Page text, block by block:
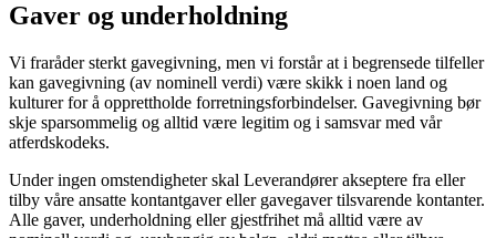
Gaver og underholdning
Vi fraråder sterkt gavegivning, men vi forstår at i begrensede tilfeller
kan gavegivning (av nominell verdi) være skikk i noen land og
kulturer for å opprettholde forretningsforbindelser. Gavegivning bør
skje sparsommelig og alltid være legitim og i samsvar med vår
atferdskodeks.
Under ingen omstendigheter skal Leverandører akseptere fra eller
tilby våre ansatte kontantgaver eller gavegaver tilsvarende kontanter.
Alle gaver, underholdning eller gjestfrihet må alltid være av